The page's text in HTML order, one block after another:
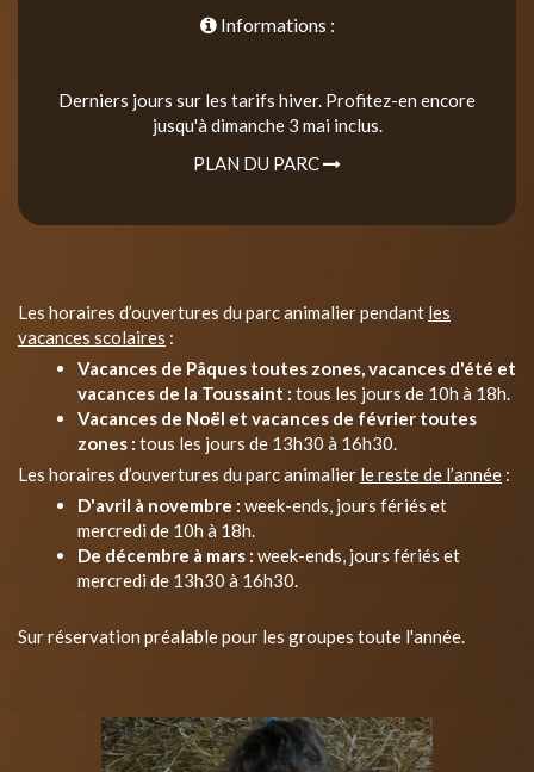
Informations :
Derniers jours sur les tarifs hiver. Profitez-en encore
jusqu'à dimanche 3 mai inclus.
PLAN DU PARC
Les horaires d’ouvertures du parc animalier pendant les
vacances scolaires :
Vacances de Pâques toutes zones, vacances d'été et
vacances de la Toussaint : tous les jours de 10h à 18h.
Vacances de Noël et vacances de février toutes
zones : tous les jours de 13h30 à 16h30.
Les horaires d’ouvertures du parc animalier le reste de l’année :
D'avril à novembre : week-ends, jours fériés et
mercredi de 10h à 18h.
De décembre à mars : week-ends, jours fériés et
mercredi de 13h30 à 16h30.
Sur réservation préalable pour les groupes toute l'année.